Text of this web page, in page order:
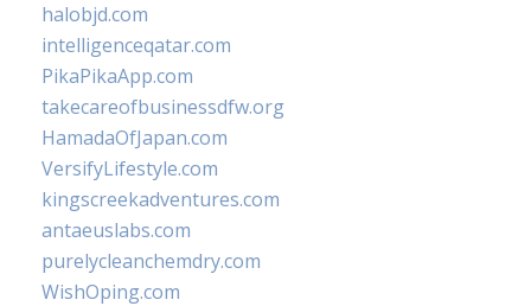
halobjd.com
intelligenceqatar.com
PikaPikaApp.com
takecareofbusinessdfw.org
HamadaOfJapan.com
VersifyLifestyle.com
kingscreekadventures.com
antaeuslabs.com
purelycleanchemdry.com
WishOping.com